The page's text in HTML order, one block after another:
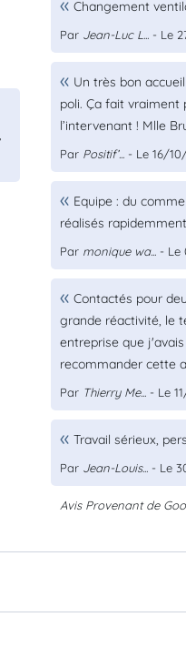
Changement
Par Jean-Luc L... - Le
Un très bon
poli. Ça fait vraiment
l’intervenant ! Mlle
Par Positif’... - Le 16/
Equipe : du
réalisés
Par monique wa... - Le
Contactés pour
grande réactivité, le
entreprise que
recommander cette
Par Thierry Me... - Le
Travail sérieux,
Par Jean-Louis... - Le
Avis Provenant de